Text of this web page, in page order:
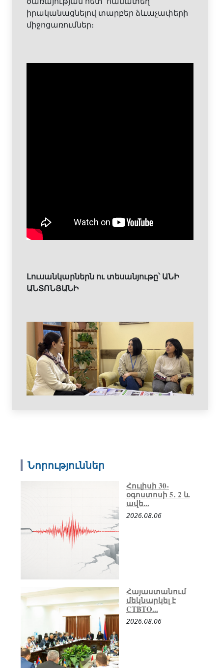
իրականացնելով տարբեր ձևաչափերի
միջոցառումներ։
Լուսանկարներն ու տեսանյութը՝ ԱՆԻ
ԱՆՏՈՆՅԱՆԻ
Նորություններ
Հուլիսի 30-
օգոստոսի 5․ 2 և
ավե...
2026.08.06
Հայաստանում
մեկնարկել է
CTBTO...
2026.08.06